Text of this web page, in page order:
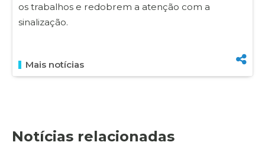
os trabalhos e redobrem a atenção com a
sinalização.
Mais notícias
Notícias relacionadas